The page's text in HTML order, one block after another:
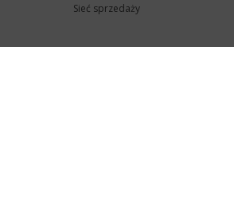
Sieć sprzedaży